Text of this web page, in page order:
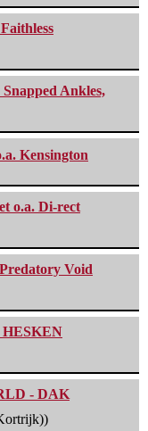
Ankles,
Kensington
o.a. Di-rect
Void
HESKEN
- DAK